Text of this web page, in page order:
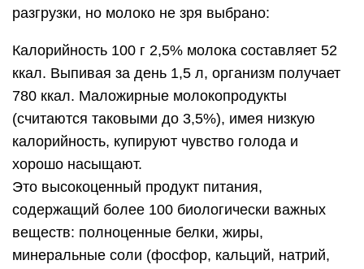
разгрузки, но молоко не зря выбрано:
Калорийность 100 г 2,5% молока составляет 52
ккал. Выпивая за день 1,5 л, организм получает
780 ккал. Маложирные молокопродукты
(считаются таковыми до 3,5%), имея низкую
калорийность, купируют чувство голода и
хорошо насыщают.
Это высокоценный продукт питания,
содержащий более 100 биологически важных
веществ: полноценные белки, жиры,
минеральные соли (фосфор, кальций, натрий,